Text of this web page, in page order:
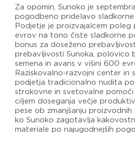
Za opomin, Sunoko je
pogodbeno pridelavo
Podjetje je proizvajalcem poleg
evrov na tono čiste sladkorne
bonus za doseženo
prebavljivosti Sunoka, polovico
semena in avans v višini 600
Raziskovalno-razvojni center in
podjetja tradicionalno nudita
strokovne in svetovalne pomoči
ciljem doseganja večje
pese ob zmanjšanju
ko Sunoko zagotavlja
materiale po najugodnejših